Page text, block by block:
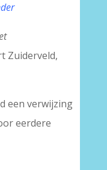
Zuiderveld,
een verwijzing
eerdere